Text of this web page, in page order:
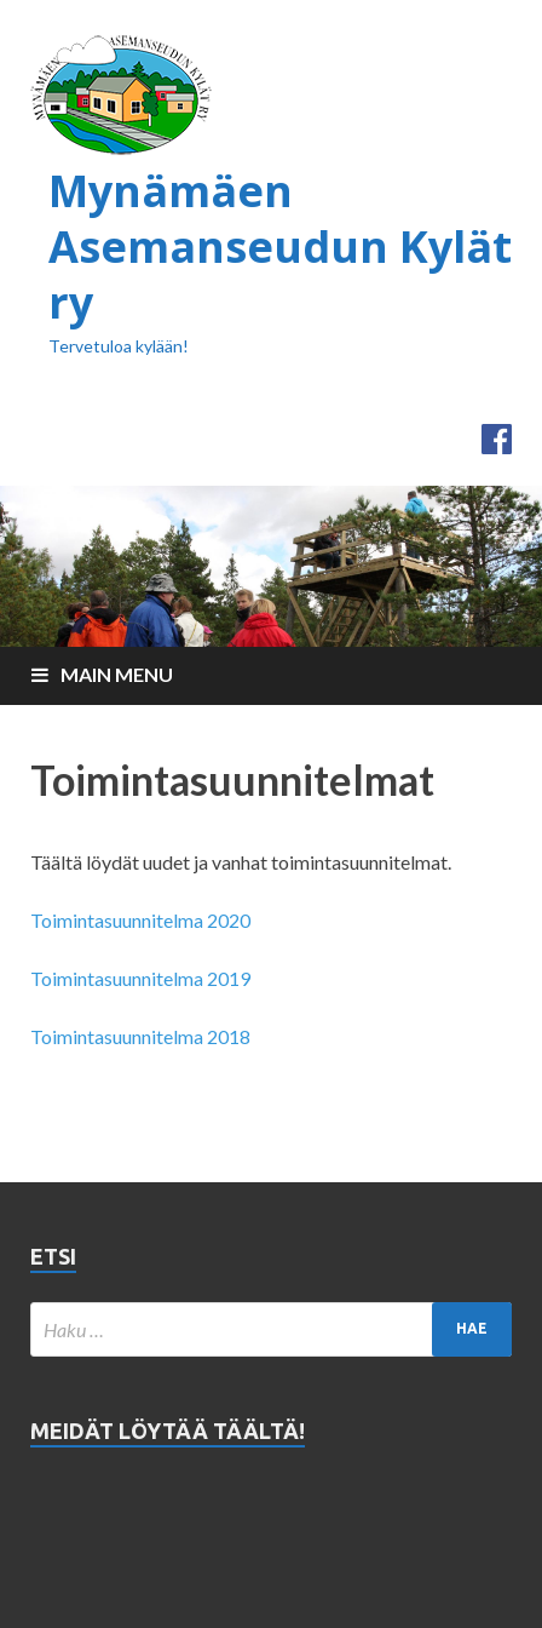
Mynämäen
Asemanseudun Kylät
ry
Tervetuloa kylään!
MAIN MENU
Toimintasuunnitelmat
Täältä löydät uudet ja vanhat toimintasuunnitelmat.
Toimintasuunnitelma 2020
Toimintasuunnitelma 2019
Toimintasuunnitelma 2018
ETSI
MEIDÄT LÖYTÄÄ TÄÄLTÄ!